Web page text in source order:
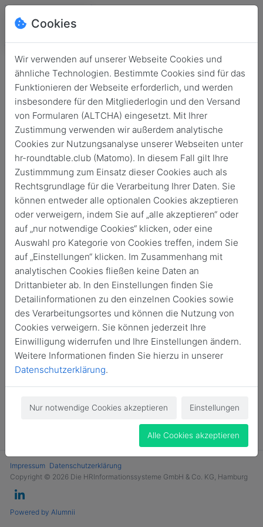
Login
Keine Zugangsdaten?
Login
Jetzt Mitglied werden
Impressum Datenschutzerklärung
Copyright © 2026 Die HRInformationssysteme GmbH & Co. KG, Hamburg
Powered by Alumnii
Cookies
Wir verwenden auf unserer Webseite Cookies und
ähnliche Technologien. Bestimmte Cookies sind für das
Funktionieren der Webseite erforderlich, und werden
insbesondere für den Mitgliederlogin und den Versand
von Formularen (ALTCHA) eingesetzt. Mit Ihrer
Zustimmung verwenden wir außerdem analytische
Cookies zur Nutzungsanalyse unserer Webseiten unter
hr-roundtable.club (Matomo). In diesem Fall gilt Ihre
Zustimmmung zum Einsatz dieser Cookies auch als
Rechtsgrundlage für die Verarbeitung Ihrer Daten. Sie
können entweder alle optionalen Cookies akzeptieren
oder verweigern, indem Sie auf „alle akzeptieren“ oder
auf „nur notwendige Cookies“ klicken, oder eine
Auswahl pro Kategorie von Cookies treffen, indem Sie
auf „Einstellungen“ klicken. Im Zusammenhang mit
analytischen Cookies fließen keine Daten an
Drittanbieter ab. In den Einstellungen finden Sie
Detailinformationen zu den einzelnen Cookies sowie
des Verarbeitungsortes und können die Nutzung von
Cookies verweigern. Sie können jederzeit Ihre
Einwilligung widerrufen und Ihre Einstellungen ändern.
Weitere Informationen finden Sie hierzu in unserer
Datenschutzerklärung.
Nur notwendige Cookies akzeptieren Einstellungen
Alle Cookies akzeptieren